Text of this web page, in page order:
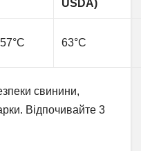
USDA)
57°C 63°C
свинини,
Відпочивайте 3